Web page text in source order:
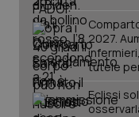
2027.
tutele
Eclissi
PHPSESSID